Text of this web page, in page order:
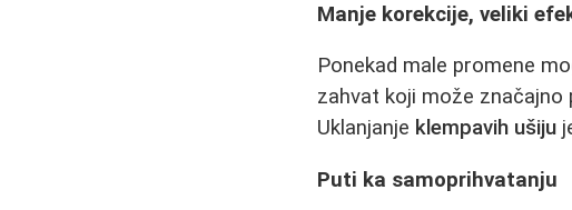
Manje korekcije, veliki
Ponekad male promene
zahvat koji može značajno
Uklanjanje klempavih ušiju
Puti ka samoprihvatanju